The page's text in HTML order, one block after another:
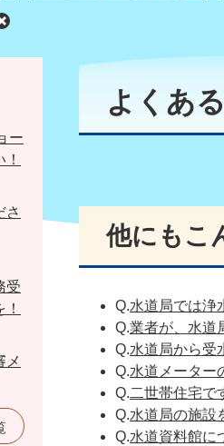
本
よくあ
他にもこ
Q.水道局では浄
Q.業者が、水道
Q.水道局から受
Q.水道メーター
Q.二世帯住宅で
Q.水道局の施設
Q.水道資料館に
ー
さ
受
メ